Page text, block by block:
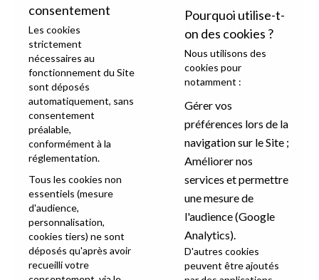
consentement
Les cookies
strictement
nécessaires au
fonctionnement du Site
sont déposés
automatiquement, sans
consentement
préalable,
conformément à la
réglementation.
Tous les cookies non
essentiels (mesure
d'audience,
personnalisation,
cookies tiers) ne sont
déposés qu'après avoir
recueilli votre
Pourquoi utilise-t-
on des cookies ?
Nous utilisons des
cookies pour
notamment :
Gérer vos
préférences lors de la
navigation sur le Site ;
Améliorer nos
services et permettre
une mesure de
l'audience (Google
Analytics).
D'autres cookies
peuvent être ajoutés